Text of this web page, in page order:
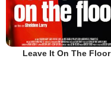
Leave It On The Floor